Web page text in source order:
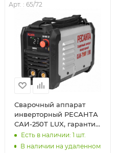
Арт. : 65/72
Сварочный аппарат
инверторный РЕСАНТА
САИ-250Т LUX, гарантия
5 лет, 65/72
Есть в наличии: 1 шт.
В наличии на удаленном